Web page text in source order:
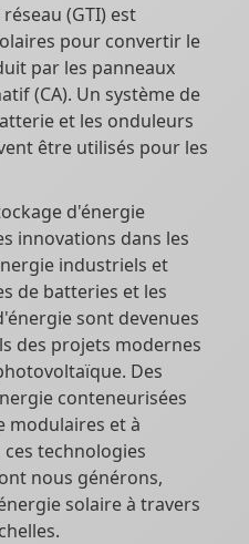
(GTI) est
pour convertir le
par les panneaux
(CA). Un système de
et les onduleurs
être utilisés pour les
d'énergie
innovations dans les
industriels et
de batteries et les
sont devenues
des projets modernes
Des
conteneurisées
modulaires et à
technologies
nous générons,
solaire à travers